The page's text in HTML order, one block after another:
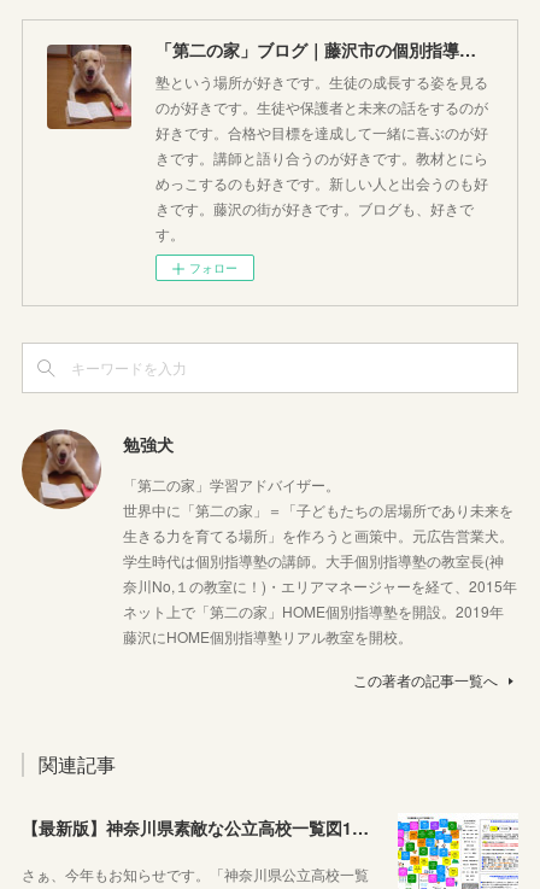
「第二の家」ブログ｜藤沢市の個別指導塾のお話
塾という場所が好きです。生徒の成長する姿を見る
のが好きです。生徒や保護者と未来の話をするのが
好きです。合格や目標を達成して一緒に喜ぶのが好
きです。講師と語り合うのが好きです。教材とにら
めっこするのも好きです。新しい人と出会うのも好
きです。藤沢の街が好きです。ブログも、好きで
す。
フォロー
勉強犬
「第二の家」学習アドバイザー。
世界中に「第二の家」＝「子どもたちの居場所であり未来を
生きる力を育てる場所」を作ろうと画策中。元広告営業犬。
学生時代は個別指導塾の講師。大手個別指導塾の教室長(神
奈川No,１の教室に！)・エリアマネージャーを経て、2015年
ネット上で「第二の家」HOME個別指導塾を開設。2019年
藤沢にHOME個別指導塾リアル教室を開校。
この著者の記事一覧へ
関連記事
【最新版】神奈川県素敵な公立高校一覧図12が完成しました！
さぁ、今年もお知らせです。「神奈川県公立高校一覧